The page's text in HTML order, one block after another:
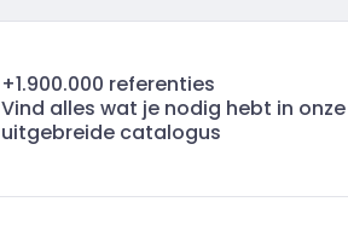
+1.900.000 referenties
Vind alles wat je nodig hebt in onze
uitgebreide catalogus